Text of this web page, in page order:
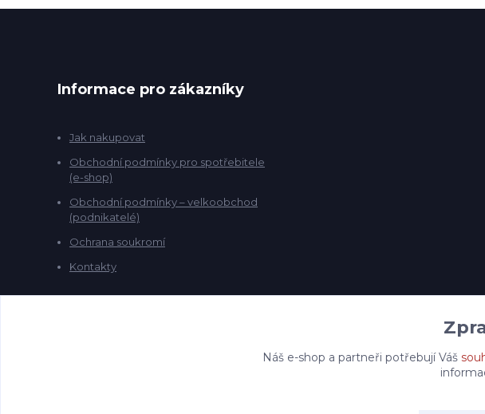
Informace pro zákazníky
Jak nakupovat
Obchodní podmínky pro spotřebitele
(e-shop)
Obchodní podmínky – velkoobchod
(podnikatelé)
Ochrana soukromí
Kontakty
Náš e-shop a partneři potřebují Váš